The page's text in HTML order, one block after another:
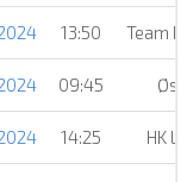
13:50 Team
09:45
14:25 HK